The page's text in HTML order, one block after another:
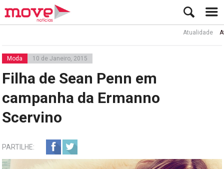
Atualidade Ator
Moda 10 de Janeiro, 2015
Filha de Sean Penn em
campanha da Ermanno
Scervino
PARTILHE: